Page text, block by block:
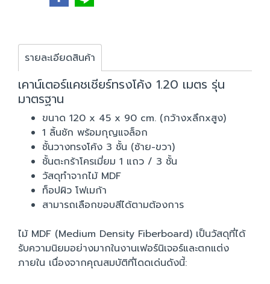
รายละเอียดสินค้า
เคาน์เตอร์แคชเชียร์ทรงโค้ง 1.20 เมตร รุ่น
มาตรฐาน
ขนาด 120 x 45 x 90 cm. (กว้างxลึกxสูง)
1 ลิ้นชัก พร้อมกุญแจล็อก
ชั้นวางทรงโค้ง 3 ชั้น (ซ้าย-ขวา)
ชั้นตะกร้าโครเมี่ยม 1 แถว / 3 ชั้น
วัสดุทำจากไม้ MDF
ท็อปผิว โฟเมก้า
สามารถเลือกขอบสีได้ตามต้องการ
ไม้ MDF (Medium Density Fiberboard) เป็นวัสดุที่ได้
รับความนิยมอย่างมากในงานเฟอร์นิเจอร์และตกแต่ง
ภายใน เนื่องจากคุณสมบัติที่โดดเด่นดังนี้: